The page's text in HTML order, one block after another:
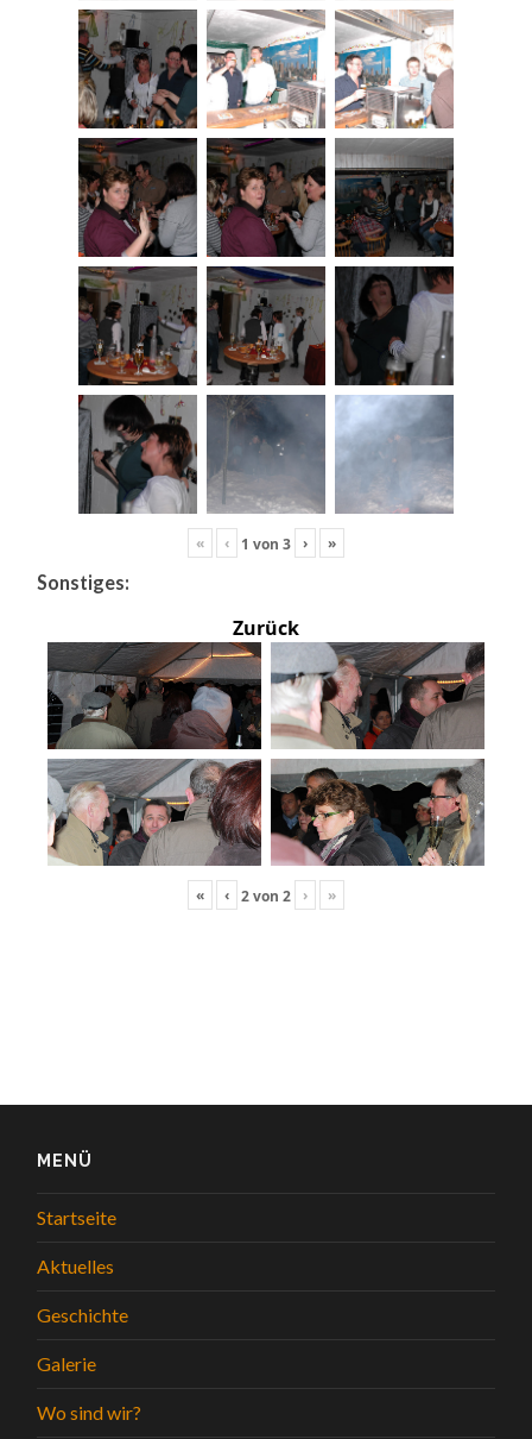
« ‹ 1 von 3 › »
Sonstiges:
Zurück
« ‹ 2von 2 › »
MENÜ
Startseite
Aktuelles
Geschichte
Galerie
Wo sind wir?